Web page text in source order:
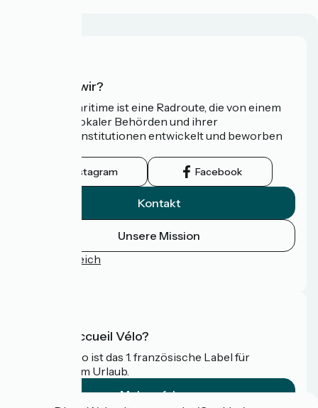
Wer sind wir?
Die Vélomaritime ist eine Radroute, die von einem
Netzwerk lokaler Behörden und ihrer
Tourismusinstitutionen entwickelt und beworben
Instagram Facebook
Kontakt
Unsere Mission
Pressebereich
Was ist Accueil Vélo?
Accueil Vélo ist das 1. französische Label für
Radfahrer im Urlaub.
Mehr erfahren